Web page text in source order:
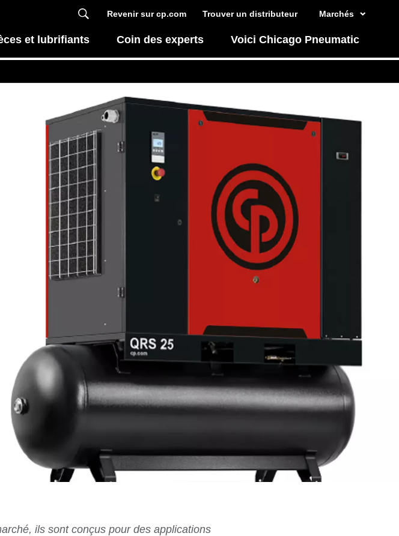
Marchés
Revenir sur cp.com Trouver un distributeur
et lubrifiants Coin des experts Voici Chicago Pneumatic
ils sont conçus pour des applications